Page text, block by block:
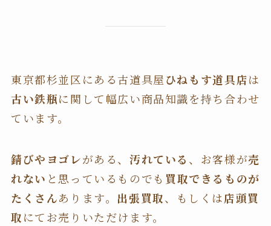
東京都杉並区にある古道具屋ひねもす道具店は
古い鉄瓶に関して幅広い商品知識を持ち合わせ
ています。
錆びやヨゴレがある、汚れている 、お客様が売
れない と思っているものでも 買取できるものが
たくさんあります。 出張買取、もしくは店頭買
取にてお売りいただけます。